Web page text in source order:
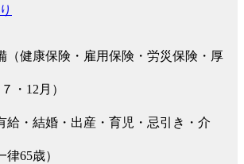
（健康保険・雇用保険・労災保険・厚
・12月）
給・結婚・出産・育児・忌引き・介
65歳）